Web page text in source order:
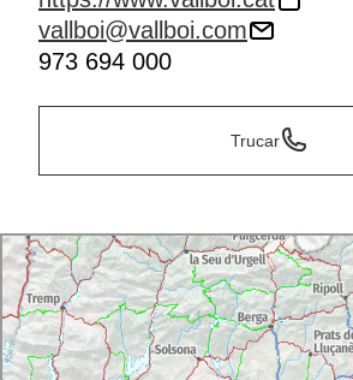
vallboi@vallboi.com
973 694 000
Trucar